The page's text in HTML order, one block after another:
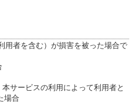
用者を含む）が損害を被った場合で
サービスの利用によって利用者と
場合